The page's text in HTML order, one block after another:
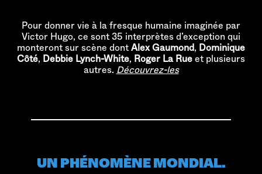
Pour donner vie à la fresque humaine imaginée par
Victor Hugo, ce sont 35 interprètes d’exception qui
monteront sur scène dont Alex Gaumond, Dominique
Côté, Debbie Lynch-White, Roger La Rue et plusieurs
autres. Découvrez-les
UN PHÉNOMÈNE MONDIAL.